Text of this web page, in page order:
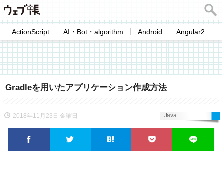
ActionScript AI・Bot・algorithm Android Angular2
Gradleを用いたアプリケーション作成方法
2018年11月23日 金曜日 Java